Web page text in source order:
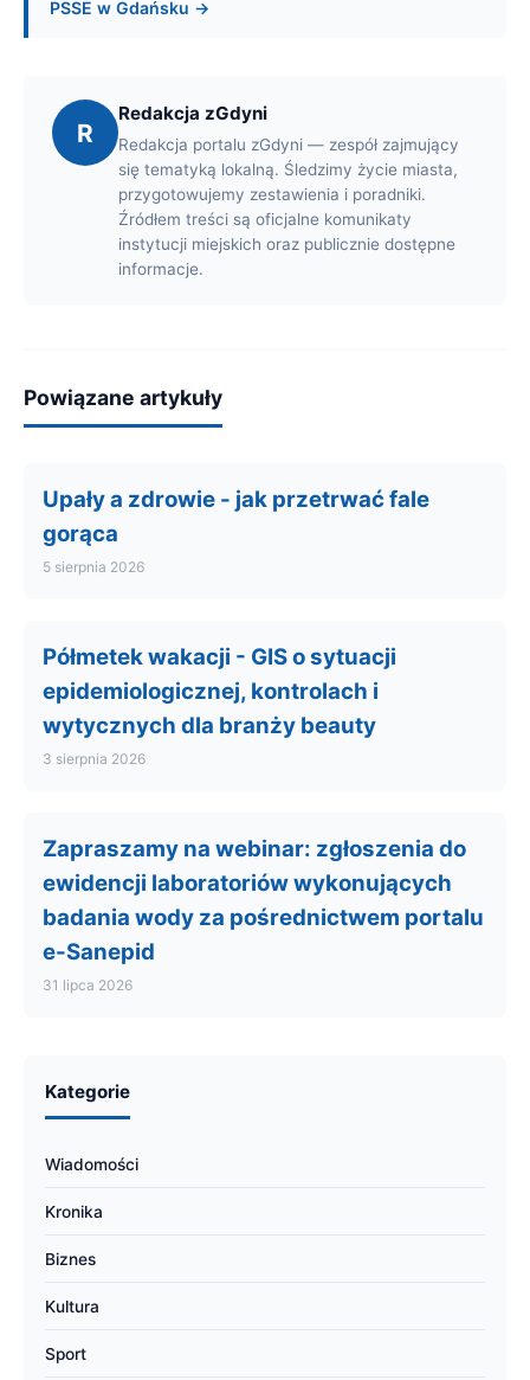
PSSE w Gdańsku →
R
Redakcja zGdyni
Redakcja portalu zGdyni — zespół zajmujący
się tematyką lokalną. Śledzimy życie miasta,
przygotowujemy zestawienia i poradniki.
Źródłem treści są oficjalne komunikaty
instytucji miejskich oraz publicznie dostępne
informacje.
Powiązane artykuły
Upały a zdrowie - jak przetrwać fale
gorąca
5 sierpnia 2026
Półmetek wakacji - GIS o sytuacji
epidemiologicznej, kontrolach i
wytycznych dla branży beauty
3 sierpnia 2026
Zapraszamy na webinar: zgłoszenia do
ewidencji laboratoriów wykonujących
badania wody za pośrednictwem portalu
e-Sanepid
31 lipca 2026
Kategorie
Wiadomości
Kronika
Biznes
Kultura
Sport